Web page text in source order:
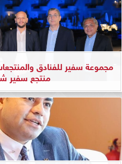
مجموعة سفير للفنادق
منتجع سفير